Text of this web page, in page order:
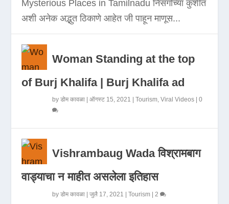
Mysterious Places in Tamilnadu निसर्गाच्या कुशीत
अशी अनेक अद्भुत ठिकाणे आहेत जी पाहून माणूस...
Woman Standing at the top
of Burj Khalifa | Burj Khalifa ad
byडोम कावळा |ऑगस्ट 15, 2021 |Tourism ,Viral Videos |0
Vishrambaug Wada विश्रामबाग
वाड्याचा न माहीत असलेला इतिहास
byडोम कावळा |जुलै 17, 2021 |Tourism | 2